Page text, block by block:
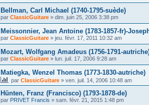
Bellman, Carl Michael (1740-1795-suède)
par ClassicGuitare » dim. juin 25, 2006 3:38 pm
Meissonnier, Jean Antoine (1783-1857-fr)-
par ClassicGuitare » jeu. févr. 17, 2011 10:32 am
Mozart, Wolfgang Amadeus (1756-1791-
par ClassicGuitare » lun. juil. 17, 2006 9:28 am
Matiegka, Wenzel Thomas (1773-1830-autriche)
par ClassicGuitare » ven. juil. 14, 2006 10:48 am
Hünten, Franz (Francisco) (1793-1878-de)
par PRIVET Francis » sam. févr. 21, 2015 1:48 pm